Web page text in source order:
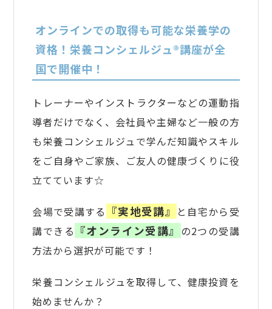
オンラインでの取得も可能な栄養学の
資格！栄養コンシェルジュ®講座が全
国で開催中！
トレーナーやインストラクターなどの運動指
導者だけでなく、会社員や主婦など一般の方
も栄養コンシェルジュで学んだ知識やスキル
をご自身やご家族、ご友人の健康づくりに役
立てています☆
会場で受講する 『実地受講』
と自宅から受
講できる 『オンライン受講』 の2つの受講
方法から選択が可能です！
栄養コンシェルジュを取得して、健康投資を
始めませんか？